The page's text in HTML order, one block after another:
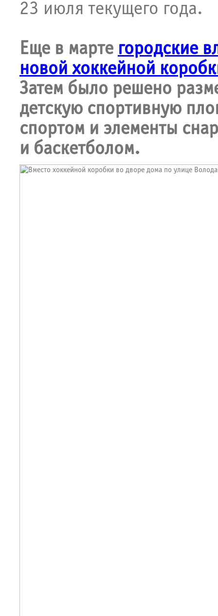
23 июля текущего года.
Еще в марте городские
новой хоккейной
Затем было решено
детскую спортивную
спортом и элементы
и баскетболом.